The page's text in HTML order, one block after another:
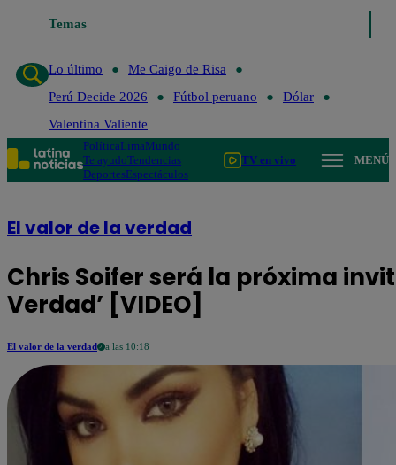
Temas
Lo último
Lo último
Me Caigo de Risa
Perú Decide 2026
Fútbol peruano
Dólar
Valentina Valiente
PolíticaLimaMundo
Te ayudoTendencias
DeportesEspectáculos
TV en vivo MENÚ
El valor de la verdad
Chris Soifer será la próxima
Verdad’ [VIDEO]
El valor de la verdad a las 10:18